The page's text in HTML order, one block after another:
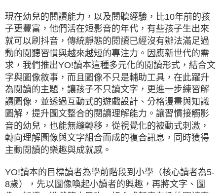
現在幼兒的閱讀能力，以及閱聽經驗，比10年前的孩
子更豐富，他們活在短影音的年代，有些孩子生出來
就可以刷抖音，傳統靜態的閱讀已經沒有辦法滿足過
動的閱聽習慣與越來越短的專注力。因應新世代的需
求，我們推出YO!讀本這種多元化的閱讀形式，結合文
字與圖像敘事，而且圖像不只是輔助工具，在此躍升
為閱讀的主題，讓孩子不只讀文字，更進一步練習解
讀圖像，並透過互動式的遊戲設計、分格漫畫與知識
圖解，提升圖文整合的閱讀理解能力。讓習慣接觸影
音的幼兒，也能無縫轉移，從視覺化的被動式刺激，
轉向理解圖像與文字組合而成的複合訊息，同時獲得
主動閱讀的樂趣與成就感。
YO!讀本的目標讀者為學前階段到小學（核心讀者為5-
8歲），先以圖像喚起小讀者的興趣，再將文字、圖